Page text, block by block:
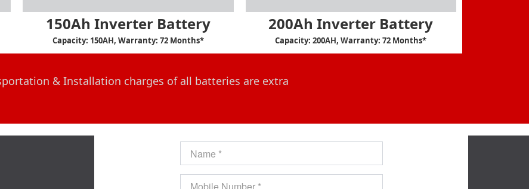
150Ah Inverter Battery
Capacity: 150AH, Warranty: 72 Months*
200Ah Inverter Battery
Capacity: 200AH, Warranty: 72 Months*
& Installation charges of all batteries are extra